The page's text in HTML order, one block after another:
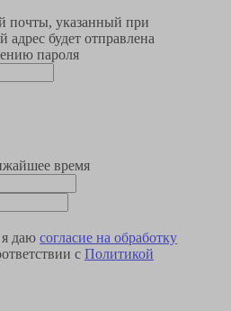
почты, указанный при
будет отправлена
пароля
время
даю согласие на обработку
с Политикой